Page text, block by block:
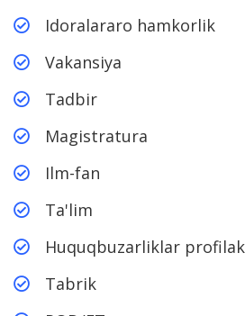
Idoralararo hamkorlik
Vakansiya
Tadbir
Magistratura
Ilm-fan
Ta'lim
Huquqbuzarliklar
Tabrik